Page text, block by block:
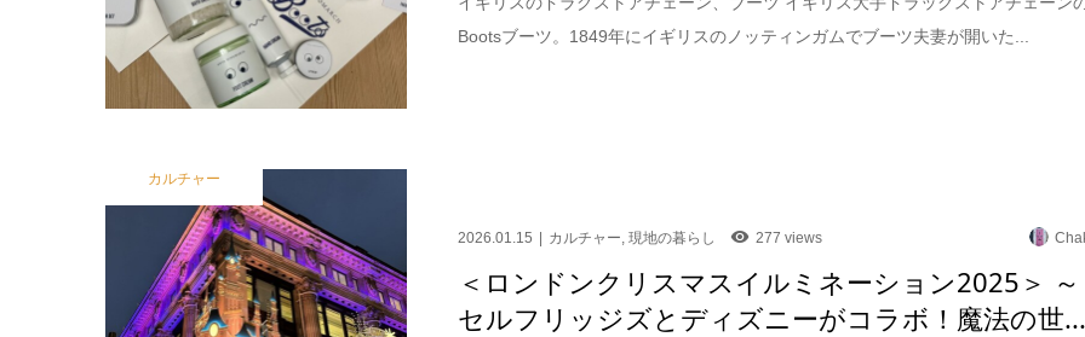
Bootsブーツ。1849年にイギリスのノッティンガムでブーツ夫妻が開いた...
カルチャー
2026.01.15 カルチャー ,現地の暮らし 277 views
＜ロンドンクリスマスイルミネーション2025＞ ～
セルフリッジズとディズニーがコラボ！魔法の世...